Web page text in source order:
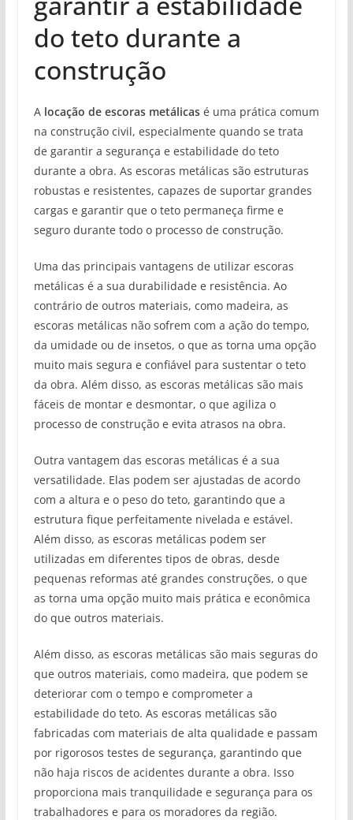
do teto durante a
construção
A locação de escoras metálicasé uma prática comum
na construção civil, especialmente quando se trata
de garantir a segurança e estabilidade do teto
durante a obra. As escoras metálicas são estruturas
robustas e resistentes, capazes de suportar grandes
cargas e garantir que o teto permaneça firme e
seguro durante todo o processo de construção.
Uma das principais vantagens de utilizar escoras
metálicas é a sua durabilidade e resistência. Ao
contrário de outros materiais, como madeira, as
escoras metálicas não sofrem com a ação do tempo,
da umidade ou de insetos, o que as torna uma opção
muito mais segura e confiável para sustentar o teto
da obra. Além disso, as escoras metálicas são mais
fáceis de montar e desmontar, o que agiliza o
processo de construção e evita atrasos na obra.
Outra vantagem das escoras metálicas é a sua
versatilidade. Elas podem ser ajustadas de acordo
com a altura e o peso do teto, garantindo que a
estrutura fique perfeitamente nivelada e estável.
Além disso, as escoras metálicas podem ser
utilizadas em diferentes tipos de obras, desde
pequenas reformas até grandes construções, o que
as torna uma opção muito mais prática e econômica
do que outros materiais.
Além disso, as escoras metálicas são mais seguras do
que outros materiais, como madeira, que podem se
deteriorar com o tempo e comprometer a
estabilidade do teto. As escoras metálicas são
fabricadas com materiais de alta qualidade e passam
por rigorosos testes de segurança, garantindo que
não haja riscos de acidentes durante a obra. Isso
proporciona mais tranquilidade e segurança para os
trabalhadores e para os moradores da região.